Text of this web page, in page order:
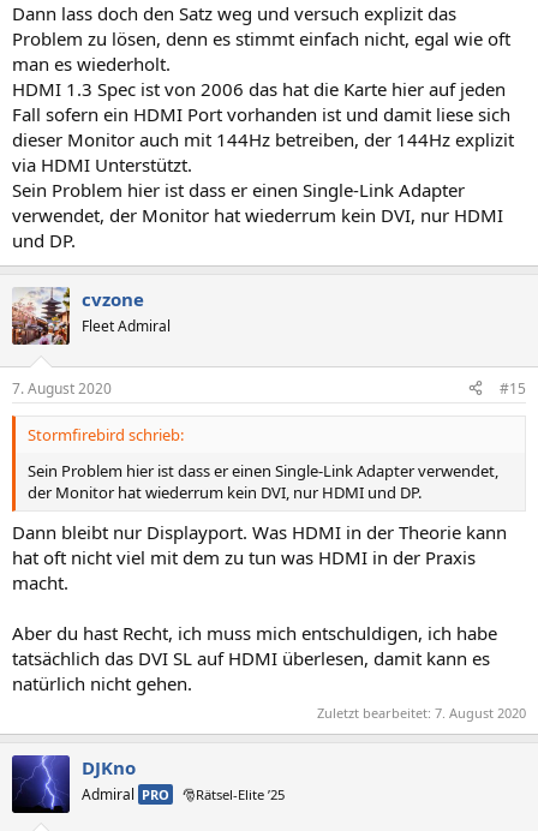
Dann lass doch den Satz weg und versuch explizit das
Problem zu lösen, denn es stimmt einfach nicht, egal wie oft
man es wiederholt.
HDMI 1.3 Spec ist von 2006 das hat die Karte hier auf jeden
Fall sofern ein HDMI Port vorhanden ist und damit liese sich
dieser Monitor auch mit 144Hz betreiben, der 144Hz explizit
via HDMI Unterstützt.
Sein Problem hier ist dass er einen Single-Link Adapter
verwendet, der Monitor hat wiederrum kein DVI, nur HDMI
und DP.
cvzone
Fleet Admiral
7. August 2020 #15
Stormfirebird schrieb:
Sein Problem hier ist dass er einen Single-Link Adapter verwendet,
der Monitor hat wiederrum kein DVI, nur HDMI und DP.
Dann bleibt nur Displayport. Was HDMI in der Theorie kann
hat oft nicht viel mit dem zu tun was HDMI in der Praxis
macht.
Aber du hast Recht, ich muss mich entschuldigen, ich habe
tatsächlich das DVI SL auf HDMI überlesen, damit kann es
natürlich nicht gehen.
Zuletzt bearbeitet: 7. August 2020
DJKno
Admiral PRO 🎅Rätsel-Elite ’25